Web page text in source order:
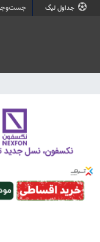
جداول لیگ